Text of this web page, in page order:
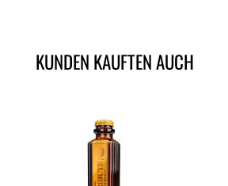
KUNDEN KAUFTEN AUCH